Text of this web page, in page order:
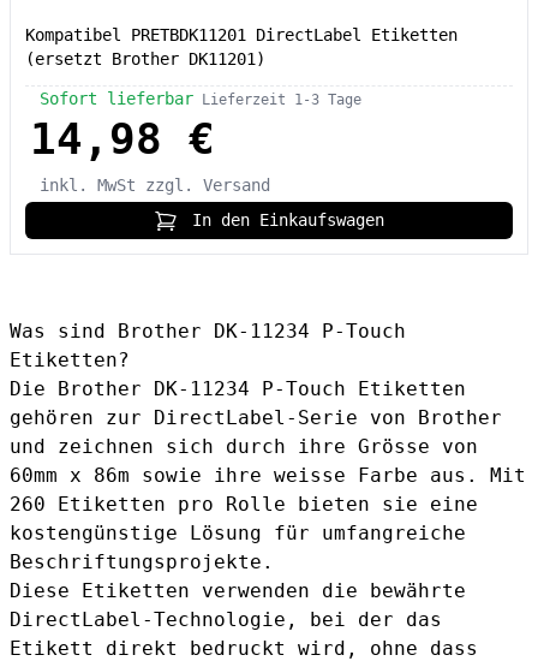
Kompatibel PRETBDK11201 DirectLabel Etiketten
(ersetzt Brother DK11201)
Sofort lieferbar Lieferzeit 1-3 Tage
14,98 €
inkl. MwSt
zzgl. Versand
In den Einkaufswagen
Was sind Brother DK-11234 P-Touch
Etiketten?
Die
Brother DK-11234 P-Touch Etiketten
gehören zur DirectLabel-Serie von Brother
und zeichnen sich durch ihre Grösse von
60mm x 86m sowie ihre weisse Farbe aus. Mit
260 Etiketten pro Rolle bieten sie eine
kostengünstige Lösung für umfangreiche
Beschriftungsprojekte.
Diese Etiketten verwenden die bewährte
DirectLabel-Technologie, bei der das
Etikett direkt bedruckt wird, ohne dass